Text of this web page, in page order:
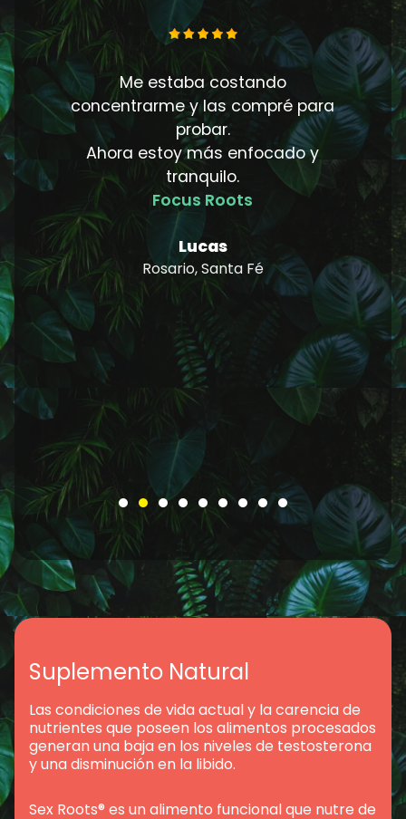
Me estaba costando
concentrarme y las compré para
probar.
Ahora estoy más enfocado y
tranquilo.
Focus Roots
Lucas
Rosario, Santa Fé
Suplemento Natural
Las condiciones de vida actual y la carencia de
nutrientes que poseen los alimentos procesados
generan una baja en los niveles de testosterona
y una disminución en la libido.
Sex Roots® es un alimento funcional que nutre de